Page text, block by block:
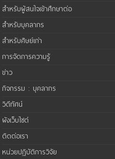
สำหรับผู้สนใจเข้าศึกษาต่อ
สำหรับบุคลากร
สำหรับศิษย์เก่า
การจัดการความรู้
ข่าว
กิจกรรม : บุคลากร
วิดีทัศน์
ผังเว็บไซต์
ติดต่อเรา
หน่วยปฏิบัติการวิจัย